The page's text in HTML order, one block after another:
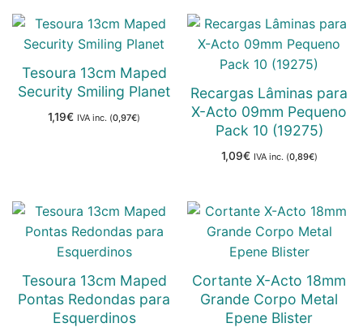
Tesoura 13cm Maped
Security Smiling Planet
1,19€ IVA inc. (0,97€)
Recargas Lâminas para
X-Acto 09mm Pequeno
Pack 10 (19275)
1,09€ IVA inc. (0,89€)
Tesoura 13cm Maped
Pontas Redondas para
Esquerdinos
Cortante X-Acto 18mm
Grande Corpo Metal
Epene Blister